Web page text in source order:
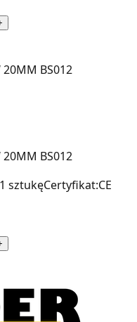
20MM BS012
20MM BS012
1 sztukęCertyfikat:CE